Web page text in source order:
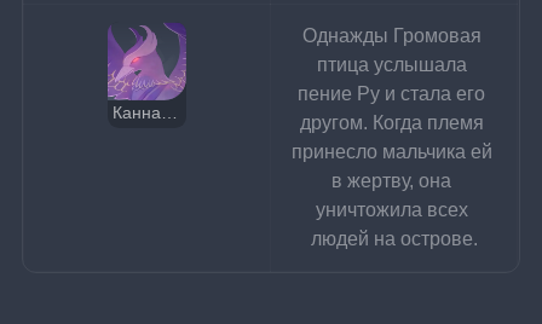
Канна Капацири
Однажды Громовая
птица услышала
пение Ру и стала его
другом. Когда племя
принесло мальчика ей
в жертву, она
уничтожила всех
людей на острове.